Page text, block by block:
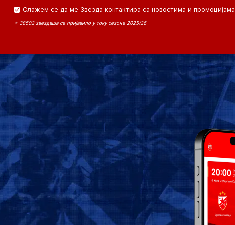
Слажем се да ме Звезда контактира са новостима и промоцијама
⭐ 38502 звездаша се пријавило у току сезоне 2025/26